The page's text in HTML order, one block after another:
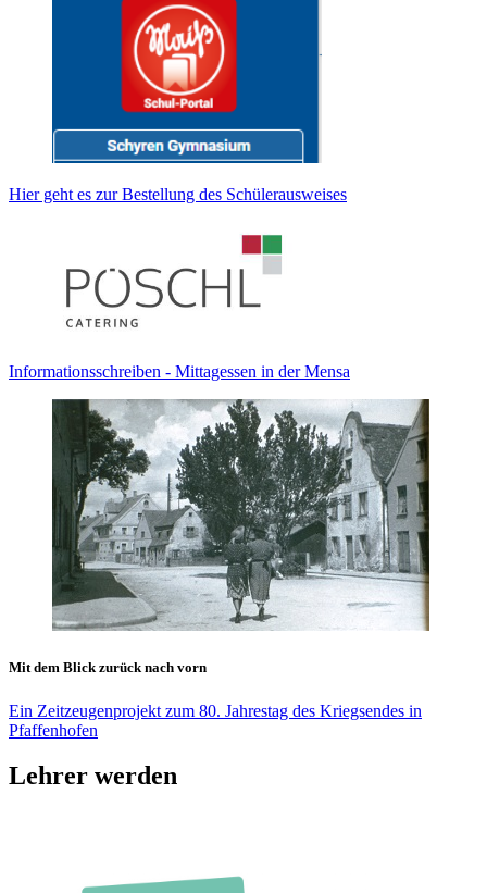
Hier geht es zur Bestellung des Schülerausweises
Informationsschreiben - Mittagessen in der Mensa
Mit dem Blick zurück nach vorn
Ein Zeitzeugenprojekt zum 80. Jahrestag des Kriegsendes in
Pfaffenhofen
Lehrer werden